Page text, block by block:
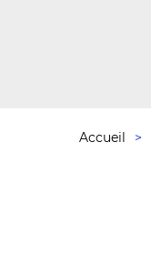
Accueil